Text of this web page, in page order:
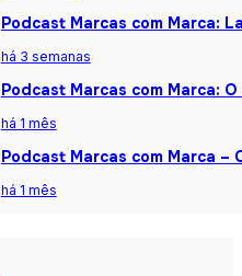
Podcast Marcas com Marca:
há 3 semanas
Podcast Marcas com Marca:
há 1 mês
Podcast Marcas com Marca –
há 1 mês